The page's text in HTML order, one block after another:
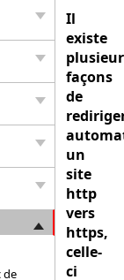
de
Il
existe
façons
de
un
site
http
vers
https,
celle-
ci